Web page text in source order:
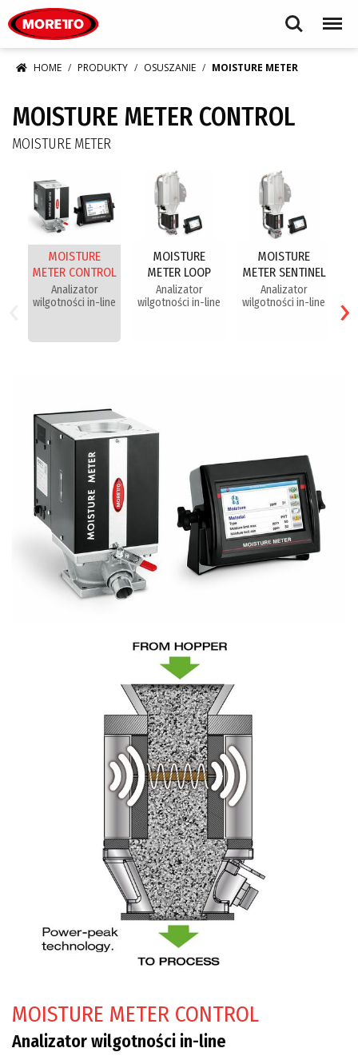
Search Menu
HOME PRODUKTY OSUSZANIE MOISTURE METER
MOISTURE METER CONTROL
MOISTURE METER
MOISTURE
METER CONTROL
Analizator
wilgotności in-line
MOISTURE
METER LOOP
Analizator
wilgotności in-line
MOISTURE
METER SENTINEL
Analizator
wilgotności in-line
›
MOISTURE METER CONTROL
Analizator wilgotności in-line